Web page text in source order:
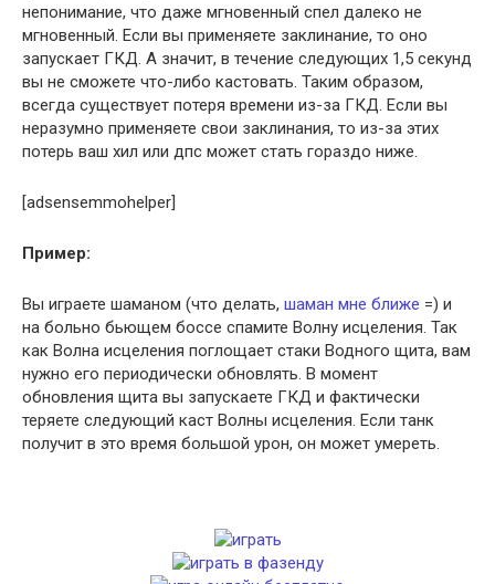
непонимание, что даже мгновенный спел далеко не
мгновенный. Если вы применяете заклинание, то оно
запускает ГКД. А значит, в течение следующих 1,5 секунд
вы не сможете что-либо кастовать. Таким образом,
всегда существует потеря времени из-за ГКД. Если вы
неразумно применяете свои заклинания, то из-за этих
потерь ваш хил или дпс может стать гораздо ниже.
[adsensemmohelper]
Пример:
Вы играете шаманом (что делать, шаман мне ближе =) и
на больно бьющем боссе спамите Волну исцеления. Так
как Волна исцеления поглощает стаки Водного щита, вам
нужно его периодически обновлять. В момент
обновления щита вы запускаете ГКД и фактически
теряете следующий каст Волны исцеления. Если танк
получит в это время большой урон, он может умереть.